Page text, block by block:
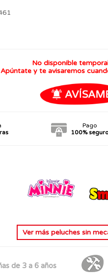
No disponible
Apúntate y te avisaremos
Pago
100%
Ver máspeluches sin
de 3 a 6 años